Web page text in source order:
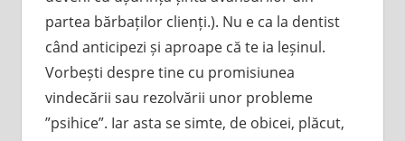
partea bărbaților clienți.). Nu e ca la dentist
când anticipezi și aproape că te ia leșinul.
Vorbești despre tine cu promisiunea
vindecării sau rezolvării unor probleme
”psihice”. Iar asta se simte, de obicei, plăcut,